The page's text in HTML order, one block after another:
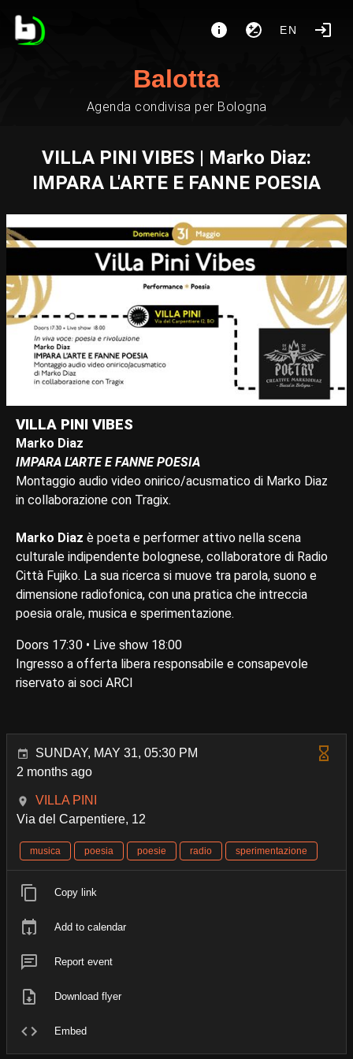
EN
Balotta
Agenda condivisa per Bologna
VILLA PINI VIBES | Marko Diaz‍:
‍IMPARA L'ARTE E FANNE POESIA
VILLA PINI VIBES
Marko Diaz
IMPARA L'ARTE E FANNE POESIA
Montaggio audio video onirico/acusmatico di Marko Diaz
in collaborazione con Tragix.
Marko Diaz è poeta e performer attivo nella scena
culturale indipendente bolognese, collaboratore di Radio
Città Fujiko. La sua ricerca si muove tra parola, suono e
dimensione radiofonica, con una pratica che intreccia
poesia orale, musica e sperimentazione.
Doors 17:30 • Live show 18:00
Ingresso a offerta libera responsabile e consapevole
riservato ai soci ARCI
SUNDAY, MAY 31, 05:30 PM
2 months ago
VILLA PINI
Via del Carpentiere, 12
musica poesia poesie radio sperimentazione
Copy link
Add to calendar
Report event
Download flyer
Embed